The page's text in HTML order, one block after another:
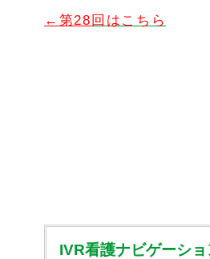
←第28 回はこちら
IVR看護ナビゲーショ